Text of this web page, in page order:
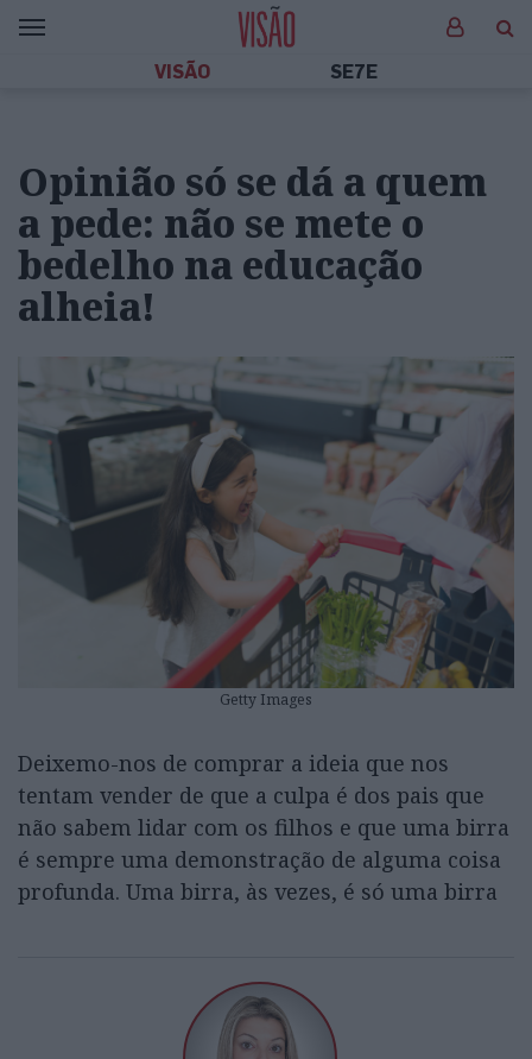
VISÃO SE7E
Opinião só se dá a quem
a pede: não se mete o
bedelho na educação
alheia!
Getty Images
Deixemo-nos de comprar a ideia que nos
tentam vender de que a culpa é dos pais que
não sabem lidar com os filhos e que uma birra
é sempre uma demonstração de alguma coisa
profunda. Uma birra, às vezes, é só uma birra